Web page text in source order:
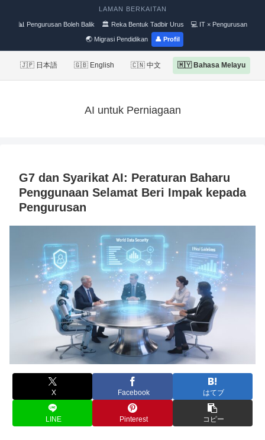
LAMAN BERKAITAN
📊 Pengurusan Boleh Balik 🏛 Reka Bentuk Tadbir Urus 💻 IT × Pengurusan
🌏 Migrasi Pendidikan 👤 Profil
🇯🇵 日本語 🇬🇧 English 🇨🇳 中文 🇲🇾 Bahasa Melayu
AI untuk Perniagaan
G7 dan Syarikat AI: Peraturan Baharu
Penggunaan Selamat Beri Impak kepada
Pengurusan
X Facebook はてブ
LINE Pinterest コピー